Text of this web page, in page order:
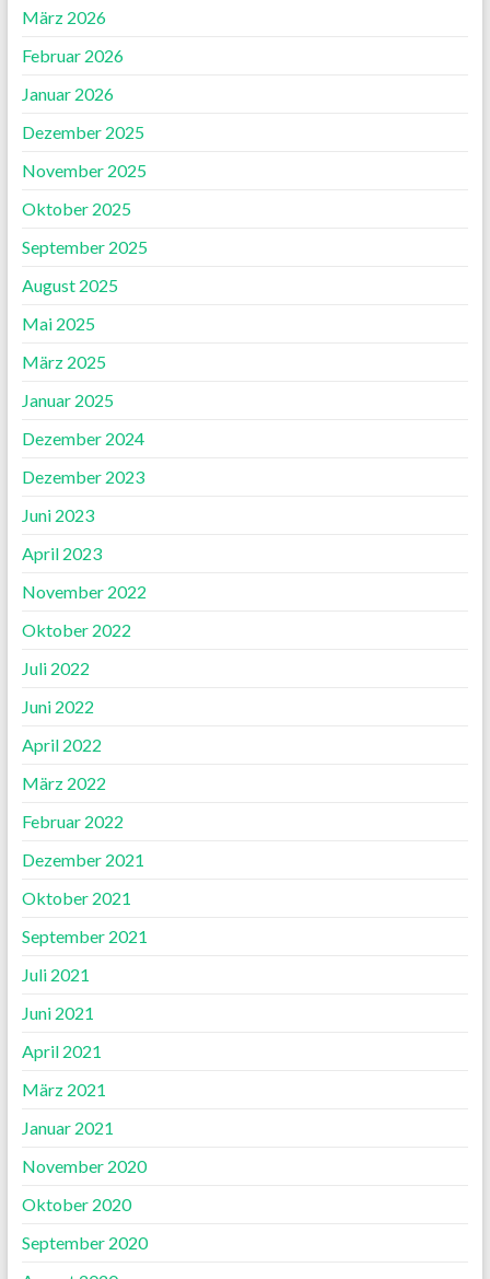
März 2026
Februar 2026
Januar 2026
Dezember 2025
November 2025
Oktober 2025
September 2025
August 2025
Mai 2025
März 2025
Januar 2025
Dezember 2024
Dezember 2023
Juni 2023
April 2023
November 2022
Oktober 2022
Juli 2022
Juni 2022
April 2022
März 2022
Februar 2022
Dezember 2021
Oktober 2021
September 2021
Juli 2021
Juni 2021
April 2021
März 2021
Januar 2021
November 2020
Oktober 2020
September 2020